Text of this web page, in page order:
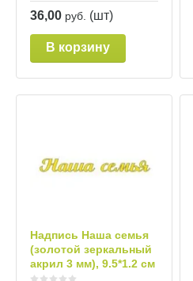
36,00 руб. (шт)
В корзину
Надпись Наша семья
(золотой зеркальный
акрил 3 мм), 9.5*1.2 см